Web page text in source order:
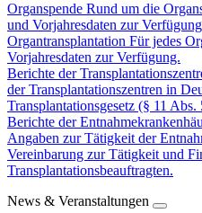
Organspende Rund um die
und Vorjahresdaten zur
Organtransplantation Für jedes
Vorjahresdaten zur Verfügung.
Berichte der
der Transplantationszentren in
Transplantationsgesetz (§ 11 Abs.
Berichte der
Angaben zur Tätigkeit der
Vereinbarung zur Tätigkeit und
Transplantationsbeauftragten.
News & Veranstaltungen